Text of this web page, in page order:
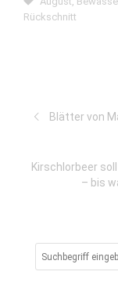
Rückschnitt
Blätter von
Kirschlorbeer
– bis